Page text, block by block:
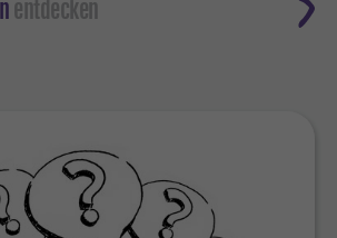
entdecken